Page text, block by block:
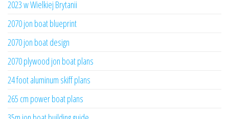
2023 w Wielkiej Brytanii
2070 jon boat blueprint
2070 jon boat design
2070 plywood jon boat plans
24 foot aluminum skiff plans
265 cm power boat plans